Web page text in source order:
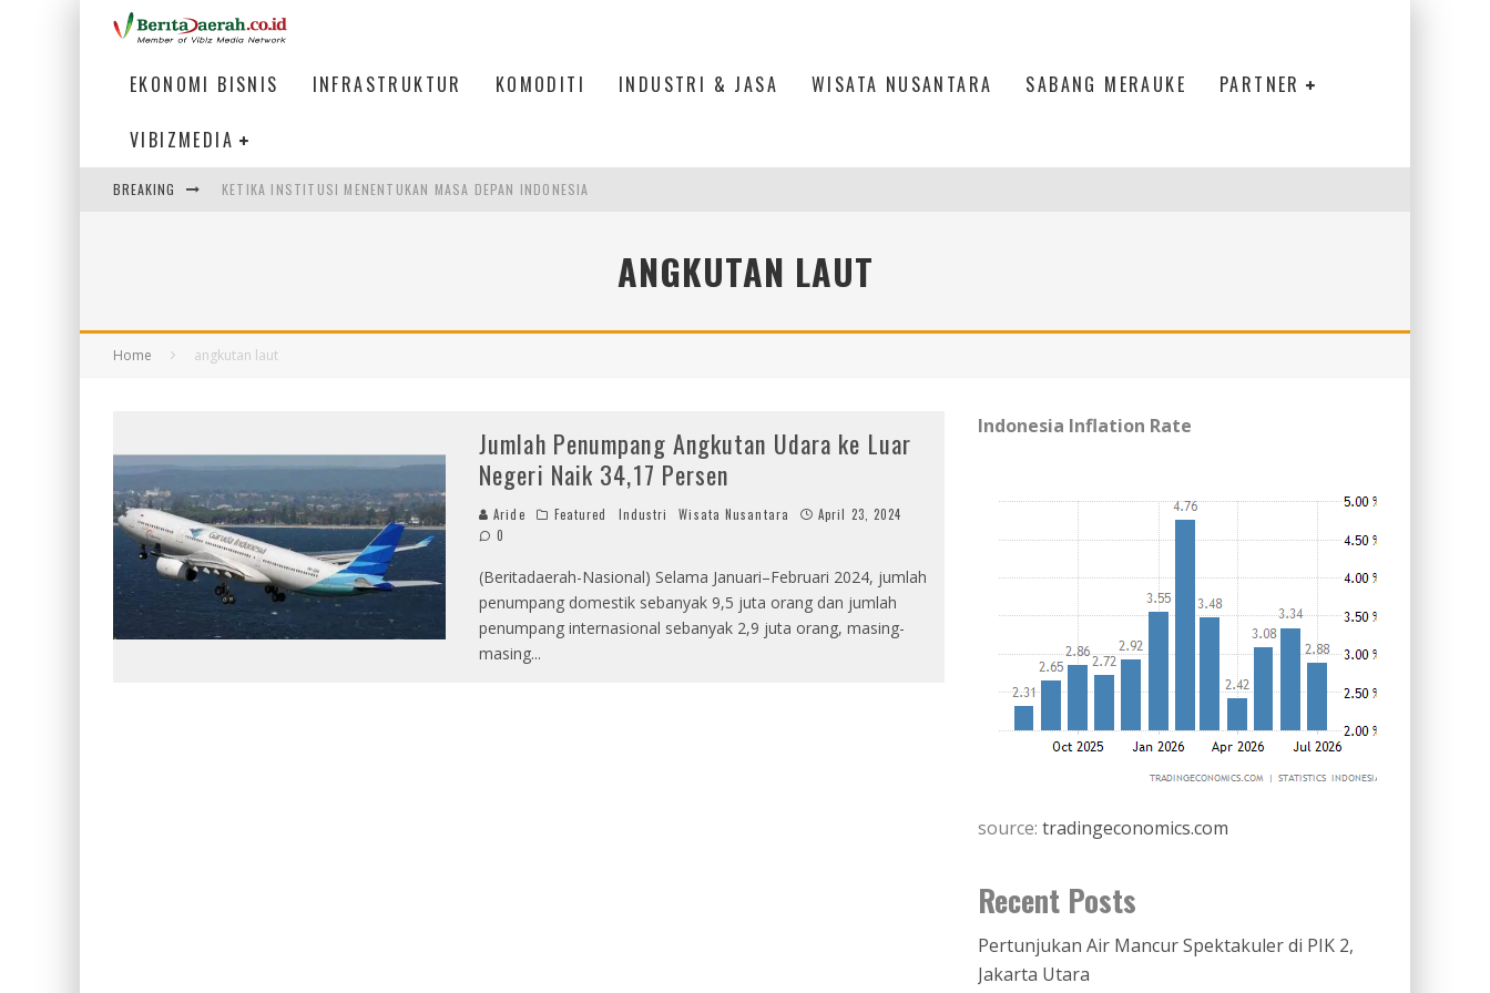
EKONOMI BISNIS INFRASTRUKTUR KOMODITI INDUSTRI & JASA WISATA NUSANTARA SABANG MERAUKE PARTNER
VIBIZMEDIA
BREAKING KETIKA INSTITUSI MENENTUKAN MASA DEPAN INDONESIA
ULP SEMANGGI: MEMPERMUDAH LAYANAN PASPOR DI JANTUNG KOTA JAKARTAANGKUTAN LAUT
Home angkutan laut
Jumlah Penumpang Angkutan Udara ke Luar
Negeri Naik 34,17 Persen
Aride Featured Industri Wisata Nusantara
April 23, 2024
0
(Beritadaerah-Nasional) Selama Januari–Februari 2024, jumlah
penumpang domestik sebanyak 9,5 juta orang dan jumlah
penumpang internasional sebanyak 2,9 juta orang, masing-
masing...
Indonesia Inflation Rate
source: tradingeconomics.com
Recent Posts
Pertunjukan Air Mancur Spektakuler di PIK 2,
Jakarta Utara